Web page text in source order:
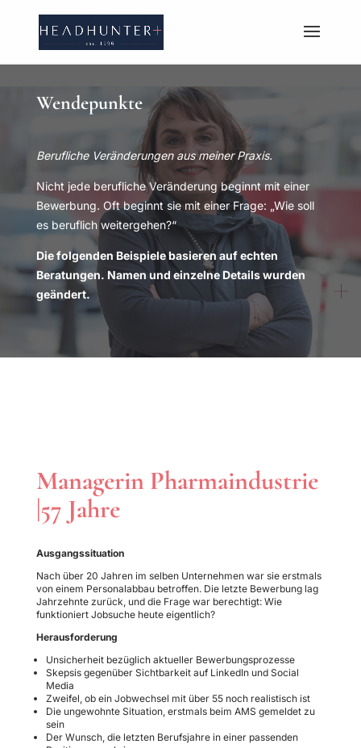
Wendepunkte
Berufliche Veränderungen aus meiner Praxis.
Nicht jede berufliche Veränderung beginnt mit einer
Bewerbung. Oft beginnt sie mit einer Frage: „Wie soll
es beruflich weitergehen?“
Die folgenden Beispiele basieren auf echten
Beratungen. Namen und einzelne Details wurden
geändert.
Managerin Pharmaindustrie
|57 Jahre
Ausgangssituation
Nach über 20 Jahren im selben Unternehmen war sie erstmals
von einem Personalabbau betroffen. Die letzte Bewerbung lag
Jahrzehnte zurück, und die Frage war berechtigt: Wie
funktioniert Jobsuche heute eigentlich?
Herausforderung
Unsicherheit bezüglich aktueller Bewerbungsprozesse
Skepsis gegenüber Sichtbarkeit auf LinkedIn und Social
Media
Zweifel, ob ein Jobwechsel mit über 55 noch realistisch ist
Die ungewohnte Situation, erstmals beim AMS gemeldet zu
sein
Der Wunsch, die letzten Berufsjahre in einer passenden